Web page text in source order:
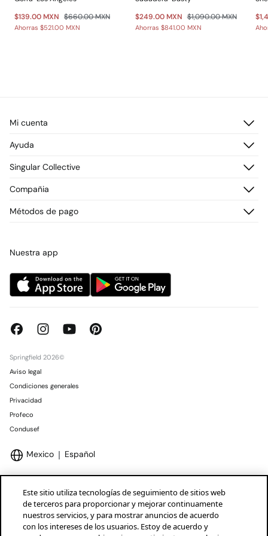
$139.00 MXN $660.00 MXN
Ahorras $521.00 MXN
$249.00 MXN $1,090.00 MXN
Ahorras $841.00 MXN
Mi cuenta
Registrarme
Direcciones de envío
Ayuda
Preguntas frecuentes
Envío
Promociones vigentes
Singular Collective
¡Únete!
Compañia
Tiendas
Métodos de pago
Nuestra app
Springfield 2026©
Aviso legal
Condiciones generales
Privacidad
Profeco
Condusef
Mexico Español
Marcas Tendam
Este sitio utiliza tecnologías de seguimiento de sitios web
de terceros para proporcionar y mejorar continuamente
nuestros servicios, y para mostrar anuncios de acuerdo
con los intereses de los usuarios. Estoy de acuerdo y